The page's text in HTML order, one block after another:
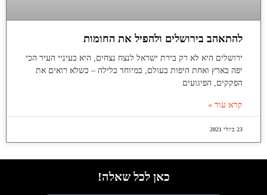
להתאהב בירושלים ולהפיל את החומות
ירושלים היא לא רק בירת ישראל לנצח נצחים, היא בעיניי העיר הכי
יפה בארץ ואחת היפות בעולם, במיוחד בלילה – כשלא רואים את
הפקקים, הפיגועים
קרא עוד »
23 ביולי 2021
כאן לכל שאלה!